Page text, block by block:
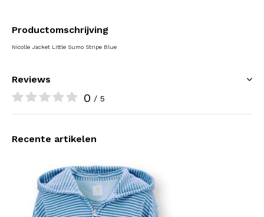
Productomschrijving
Nicolle Jacket Little Sumo Stripe Blue
Reviews
0 / 5
Recente artikelen